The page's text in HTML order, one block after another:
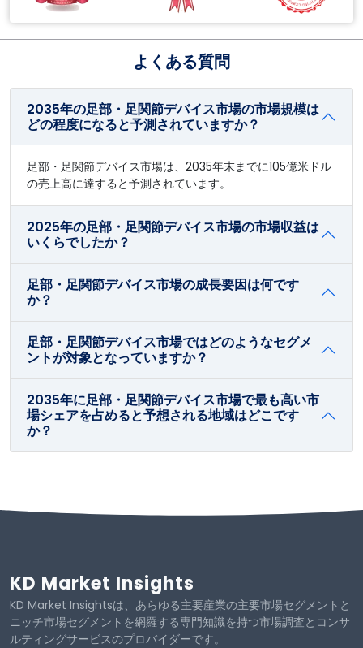
よくある質問
2035年の足部・足関節デバイス市場の市場規模は
どの程度になると予測されていますか？
足部・足関節デバイス市場は、2035年末までに105億米ドル
の売上高に達すると予測されています。
2025年の足部・足関節デバイス市場の市場収益は
いくらでしたか？
足部・足関節デバイス市場の成長要因は何です
か？
足部・足関節デバイス市場ではどのようなセグメ
ントが対象となっていますか？
2035年に足部・足関節デバイス市場で最も高い市
場シェアを占めると予想される地域はどこです
か？
KD Market Insights
KD Market Insightsは、あらゆる主要産業の主要市場セグメントと
ニッチ市場セグメントを網羅する専門知識を持つ市場調査とコンサ
ルティングサービスのプロバイダーです。